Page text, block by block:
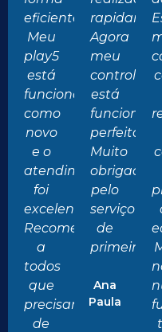
eficiente.
Meu
play5
está
funcionando
como
novo
e o
atendimento
foi
excelente.
Recomendo
a
todos
que
precisam
de
Agora
meu
controle
está
Muito
obrigado
pelo
serviço
de
primeira!"
Ana
Paula